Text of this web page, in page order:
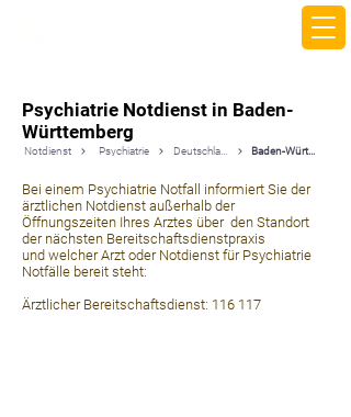
Psychiatrie Notdienst in Baden-
Württemberg
Notdienst Psychiatrie Baden-Württemberg
Bei einem Psychiatrie Notfall informiert Sie der
ärztlichen Notdienst außerhalb der
Öffnungszeiten Ihres Arztes über den Standort
der nächsten Bereitschaftsdienstpraxis
und welcher Arzt oder Notdienst für Psychiatrie
Notfälle bereit steht:
Ärztlicher Bereitschaftsdienst: 116 117